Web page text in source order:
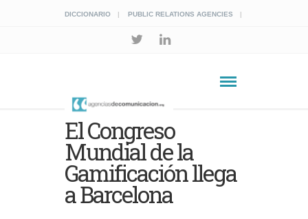
DICCIONARIO PUBLIC RELATIONS AGENCIES
El Congreso
Mundial de la
Gamificación llega
a Barcelona